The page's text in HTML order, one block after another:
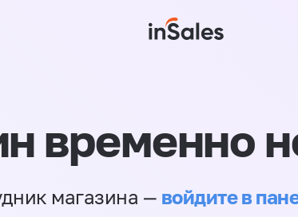
временно
магазина — войдите в